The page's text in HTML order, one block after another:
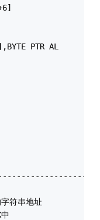
PTR AL
符串地址